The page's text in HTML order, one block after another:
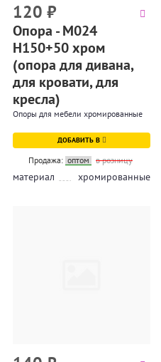
120 ₽
Опора - М024
Н150+50 хром
(опора для дивана,
для кровати, для
кресла)
Опоры для мебели хромированные
ДОБАВИТЬ В
Продажа: оптом в розницу
материал хромированные